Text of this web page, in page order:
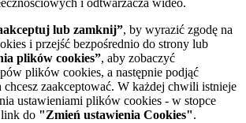
i odtwarzacza wideo.
lub zamknij”, by wyrazić zgodę na
i przejść bezpośrednio do strony lub
plików cookies”, aby zobaczyć
plików cookies, a następnie podjąć
chcesz zaakceptować. W każdej chwili istnieje
ustawieniami plików cookies - w stopce
do "Zmień ustawienia Cookies".